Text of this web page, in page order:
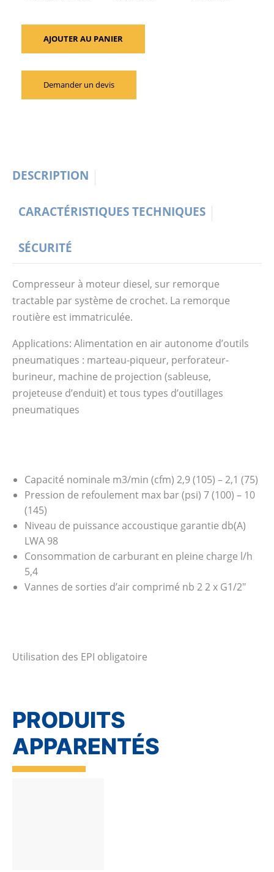
AJOUTER AU PANIER
Demander un devis
DESCRIPTION
CARACTÉRISTIQUES TECHNIQUES
SÉCURITÉ
Compresseur à moteur diesel, sur remorque
tractable par système de crochet. La remorque
routière est immatriculée.
Applications: Alimentation en air autonome d’outils
pneumatiques : marteau-piqueur, perforateur-
burineur, machine de projection (sableuse,
projeteuse d’enduit) et tous types d’outillages
pneumatiques
Capacité nominale m3/min (cfm) 2,9 (105) – 2,1 (75)
Pression de refoulement max bar (psi) 7 (100) – 10
(145)
Niveau de puissance accoustique garantie db(A)
LWA 98
Consommation de carburant en pleine charge l/h
5,4
Vannes de sorties d’air comprimé nb 2 2 x G1/2″
Utilisation des EPI obligatoire
PRODUITS
APPARENTÉS